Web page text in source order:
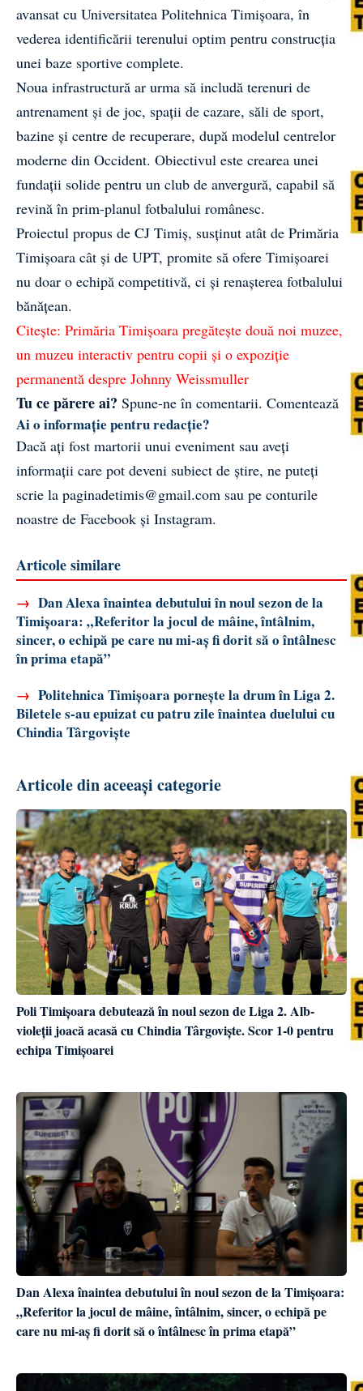
avansat cu Universitatea Politehnica Timișoara, în
vederea identificării terenului optim pentru construcția
unei baze sportive complete.
Noua infrastructură ar urma să includă terenuri de
antrenament și de joc, spații de cazare, săli de sport,
bazine și centre de recuperare, după modelul centrelor
moderne din Occident. Obiectivul este crearea unei
fundații solide pentru un club de anvergură, capabil să
revină în prim-planul fotbalului românesc.
Proiectul propus de CJ Timiș, susținut atât de Primăria
Timișoara cât și de UPT, promite să ofere Timișoarei
nu doar o echipă competitivă, ci și renașterea fotbalului
bănățean.
Citește: Primăria Timișoara pregătește două noi muzee,
un muzeu interactiv pentru copii și o expoziție
permanentă despre Johnny Weissmuller
Tu ce părere ai? Spune-ne în comentarii. Comentează
Ai o informație pentru redacție?
Dacă ați fost martorii unui eveniment sau aveți
informații care pot deveni subiect de știre, ne puteți
scrie la paginadetimis@gmail.com sau pe conturile
noastre de Facebook și Instagram.
Articole similare
→ Dan Alexa înaintea debutului în noul sezon de la
Timișoara: „Referitor la jocul de mâine, întâlnim,
sincer, o echipă pe care nu mi-aș fi dorit să o întâlnesc
în prima etapă”
→ Politehnica Timișoara pornește la drum în Liga 2.
Biletele s-au epuizat cu patru zile înaintea duelului cu
Chindia Târgoviște
Articole din aceeași categorie
Poli Timișoara debutează în noul sezon de Liga 2. Alb-
violeții joacă acasă cu Chindia Târgoviște. Scor 1-0 pentru
echipa Timișoarei
Dan Alexa înaintea debutului în noul sezon de la Timișoara:
„Referitor la jocul de mâine, întâlnim, sincer, o echipă pe
care nu mi-aș fi dorit să o întâlnesc în prima etapă”